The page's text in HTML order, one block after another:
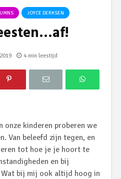
JOYCE DERKSEN
4 min leestijd
onze kinderen proberen we
Van beleefd zijn tegen, en
tot hoe je je hoort te
en bij
Wat bij mij ook altijd hoog in